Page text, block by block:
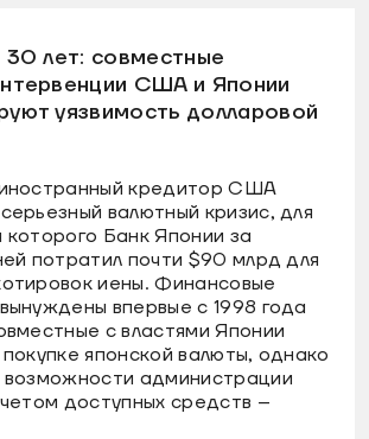
лет: совместные
США и Японии
уязвимость долларовой
кредитор США
валютный кризис, для
Банк Японии за
потратил почти $90 млрд для
иены. Финансовые
впервые с 1998 года
с властями Японии
японской валюты, однако
возможности администрации
доступных средств –